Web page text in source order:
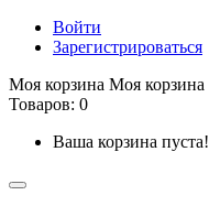
Войти
Зарегистрироваться
Моя корзина Моя корзина
Товаров: 0
Ваша корзина пуста!